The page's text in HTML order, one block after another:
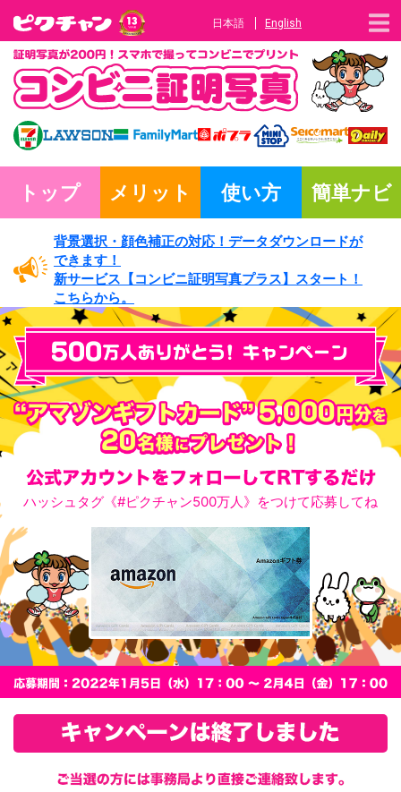
日本語 English
トップ メリット 使い方 簡単ナビ
背景選択・ 顔色補正の対応！ データダウンロードが
できます！
新サービス 【コンビニ証明写真プラス】
スタート！
こちらから。
ハッシュタグ 《#ピクチャン500万人》 をつけて応募してね